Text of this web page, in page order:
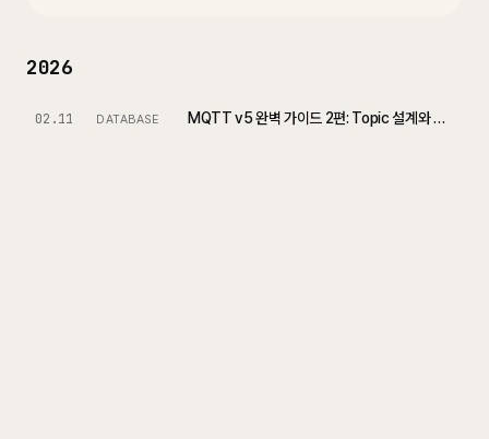
2026
02.11 DATABASE MQTT v5 완벽 가이드 2편: Topic 설계와 메시지 모델